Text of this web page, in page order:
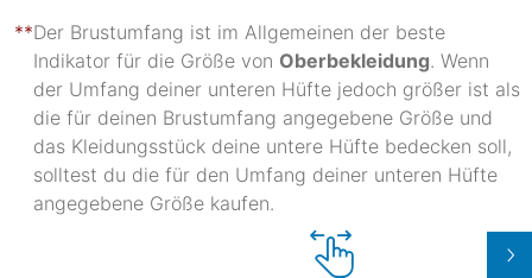
Der Brustumfang ist im Allgemeinen der beste
Indikator für die Größe von Oberbekleidung. Wenn
der Umfang deiner unteren Hüfte jedoch größer ist als
die für deinen Brustumfang angegebene Größe und
das Kleidungsstück deine untere Hüfte bedecken soll,
solltest du die für den Umfang deiner unteren Hüfte
angegebene Größe kaufen.